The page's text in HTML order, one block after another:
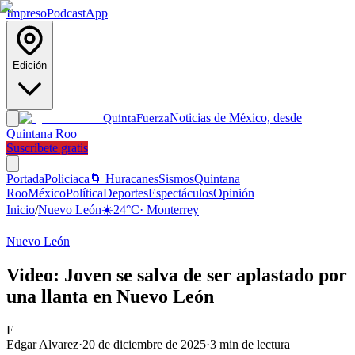
ImpresoPodcastApp
Edición
QuintaFuerzaNoticias de México, desde
Quintana Roo
Suscríbete gratis
PortadaPoliciaca 🌀 HuracanesSismosQuintana
RooMéxicoPolíticaDeportesEspectáculosOpinión
Inicio/Nuevo León☀️24°C· Monterrey
Nuevo León
Video: Joven se salva de ser aplastado por
una llanta en Nuevo León
E
Edgar Alvarez·20 de diciembre de 2025·3 min de lectura